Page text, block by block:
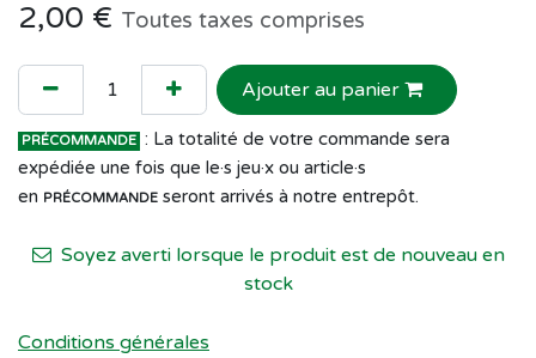
2,00 € Toutes taxes comprises
Ajouter au panier
PRÉCOMMANDE : La totalité de votre commande sera
expédiée une fois que le·s jeu·x ou article·s
en PRÉCOMMANDE seront arrivés à notre entrepôt.
Soyez averti lorsque le produit est de nouveau en
stock
Conditions générales